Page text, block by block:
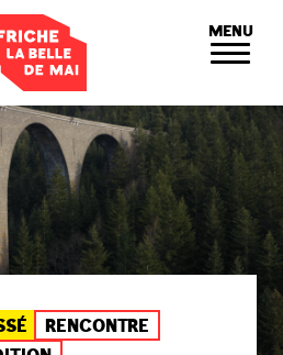
MENU
RENCONTRE